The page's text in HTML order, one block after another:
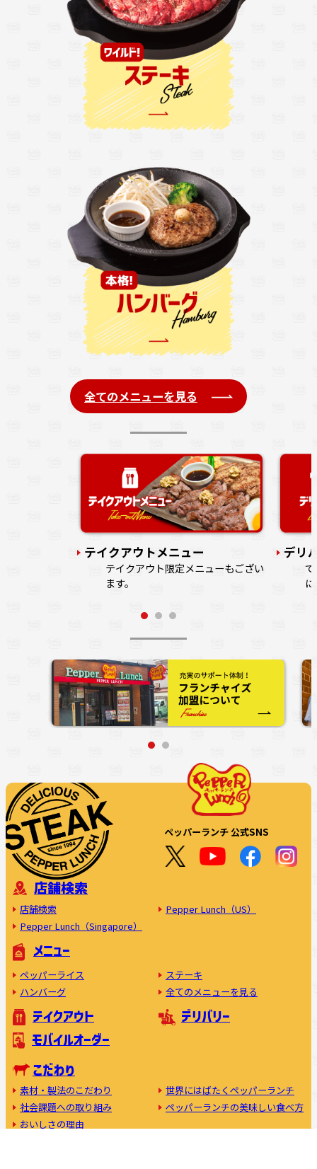
全てのメニューを見る
テイクアウトメニュー
テイクアウト限定メニューもござい
ます。
デリ
ペッパーランチ 公式SNS
店舗検索
店舗検索
Pepper Lunch（US）
Pepper Lunch（Singapore）
メニュー
ペッパーライス
ステーキ
ハンバーグ
全てのメニューを見る
テイクアウト
デリバリー
モバイルオーダー
こだわり
素材・製法のこだわり
世界にはばたくペッパーランチ
社会課題への取り組み
ペッパーランチの美味しい食べ方
おいしさの理由